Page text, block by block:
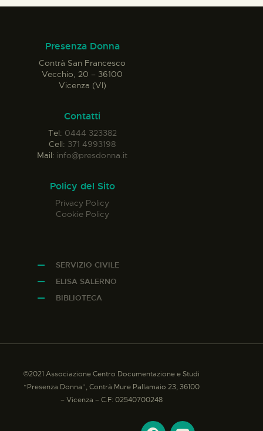
Presenza Donna
Contrà San Francesco
Vecchio, 20 – 36100
Vicenza (VI)
Contatti
Tel: 0444 323382
Cell: 371 4993198
Mail: info@presdonna.it
Policy del Sito
Privacy Policy
Cookie Policy
SERVIZIO CIVILE
ELISA SALERNO
BIBLIOTECA
©2021 Associazione Centro Documentazione e Studi
“Presenza Donna”, Contrà Mure Pallamaio 23, 36100
– Vicenza – C.F: 02540700248